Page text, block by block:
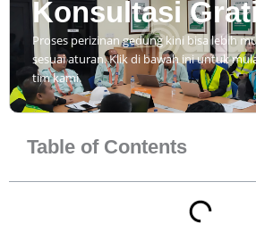
Konsultasi
Proses perizinan gedung kini bisa lebih
sesuai aturan. Klik di bawah ini untuk
tim kami.
Table of Contents